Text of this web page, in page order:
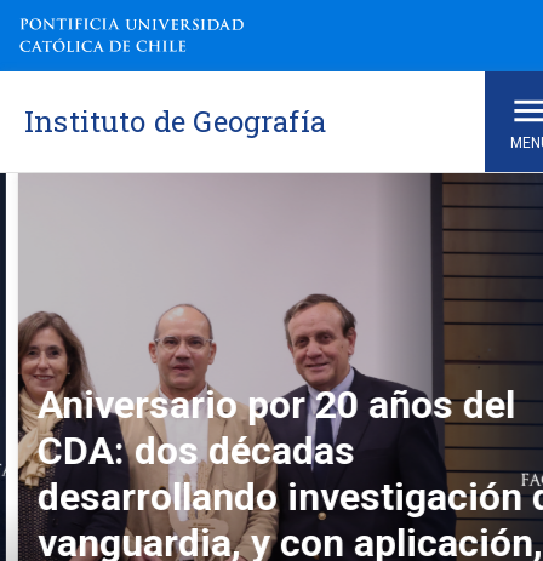
Instituto de Geografía
Aniversario por 20 años del
CDA: dos décadas
desarrollando investigación
vanguardia, y con aplicación,